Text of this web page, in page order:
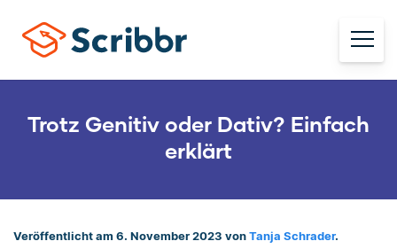
Trotz Genitiv oder Dativ? Einfach
erklärt
Veröffentlicht am 6. November 2023 von Tanja Schrader.